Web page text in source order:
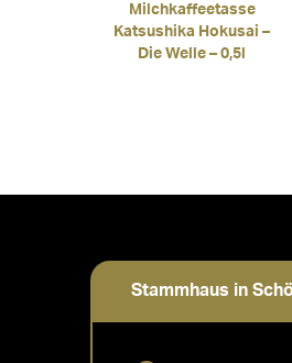
Milchkaffeetasse
Katsushika Hokusai –
Die Welle – 0,5l
Stammhaus in